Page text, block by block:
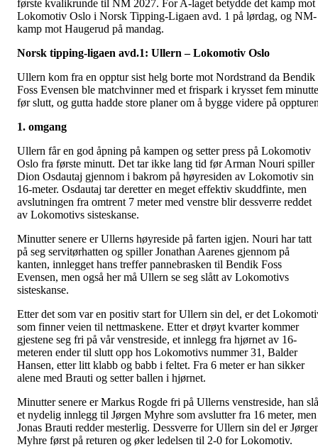
første kvalikrunde til NM 2027. For A-laget betydde det kamp mot
Lokomotiv Oslo i Norsk Tipping-Ligaen avd. 1 på lørdag, og NM-
kamp mot Haugerud på mandag.
Norsk tipping-ligaen avd.1: Ullern – Lokomotiv Oslo
Ullern kom fra en opptur sist helg borte mot Nordstrand da Bendik
Foss Evensen ble matchvinner med et frispark i krysset fem
før slutt, og gutta hadde store planer om å bygge videre på
1. omgang
Ullern får en god åpning på kampen og setter press på Lokomotiv
Oslo fra første minutt. Det tar ikke lang tid før Arman Nouri spiller
Dion Osdautaj gjennom i bakrom på høyresiden av Lokomotiv sin
16-meter. Osdautaj tar deretter en meget effektiv skuddfinte, men
avslutningen fra omtrent 7 meter med venstre blir dessverre reddet
av Lokomotivs sisteskanse.
Minutter senere er Ullerns høyreside på farten igjen. Nouri har tatt
på seg servitørhatten og spiller Jonathan Aarenes gjennom på
kanten, innlegget hans treffer pannebrasken til Bendik Foss
Evensen, men også her må Ullern se seg slått av Lokomotivs
sisteskanse.
Etter det som var en positiv start for Ullern sin del, er det
som finner veien til nettmaskene. Etter et drøyt kvarter kommer
gjestene seg fri på vår venstreside, et innlegg fra hjørnet av 16-
meteren ender til slutt opp hos Lokomotivs nummer 31, Balder
Hansen, etter litt klabb og babb i feltet. Fra 6 meter er han sikker
alene med Brauti og setter ballen i hjørnet.
Minutter senere er Markus Rogde fri på Ullerns venstreside, han
et nydelig innlegg til Jørgen Myhre som avslutter fra 16 meter, men
Jonas Brauti redder mesterlig. Dessverre for Ullern sin del er
Myhre først på returen og øker ledelsen til 2-0 for Lokomotiv.